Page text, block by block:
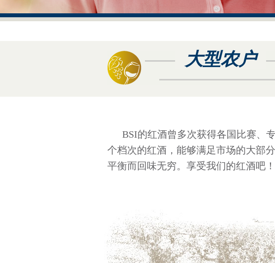
大型农户
BSI的红酒曾多次获得各国比赛、
个档次的红酒，能够满足市场的大部
平衡而回味无穷。享受我们的红酒吧！